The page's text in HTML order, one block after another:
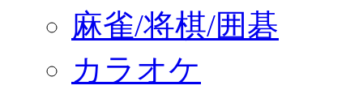
麻雀/将棋/囲碁
カラオケ